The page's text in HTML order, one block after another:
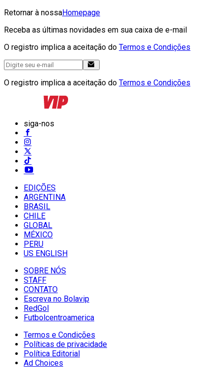
Retornar à nossaHomepage
Receba as últimas novidades em sua caixa de e-mail
O registro implica a aceitação do Termos e Condições
O registro implica a aceitação do Termos e Condições
siga-nos
EDIÇÕES
ARGENTINA
BRASIL
CHILE
GLOBAL
MÉXICO
PERU
US ENGLISH
SOBRE NÓS
STAFF
CONTATO
Escreva no Bolavip
RedGol
Futbolcentroamerica
Termos e Condições
Políticas de privacidade
Política Editorial
Ad Choices